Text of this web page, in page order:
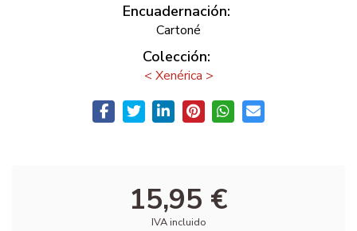
Encuadernación:
Cartoné
Colección:
< Xenérica >
15,95 €
IVA incluido